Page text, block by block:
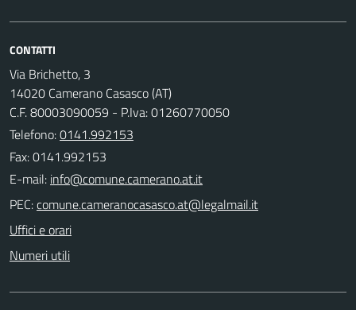
CONTATTI
Via Brichetto, 3
14020 Camerano Casasco (AT)
C.F. 80003090059 - P.Iva: 01260770050
Telefono:0141.992153
Fax: 0141.992153
E-mail:
PEC:
Uffici e orari
Numeri utili